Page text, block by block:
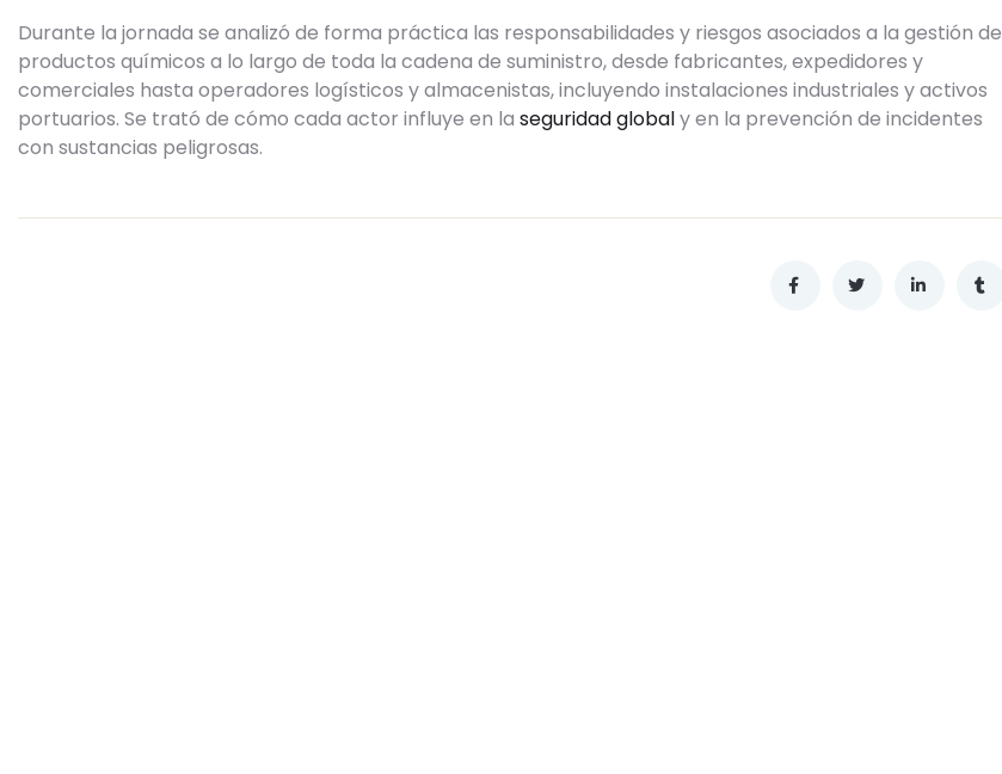
Durante la jornada se analizó de forma práctica las responsabilidades y riesgos asociados a la gestión de
productos químicos a lo largo de toda la cadena de suministro, desde fabricantes, expedidores y
comerciales hasta operadores logísticos y almacenistas, incluyendo instalaciones industriales y activos
portuarios. Se trató de cómo cada actor influye en la seguridad globaly en la prevención de incidentes
con sustancias peligrosas.